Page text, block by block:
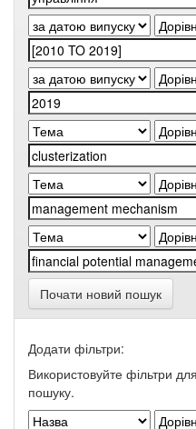
Почати новий пошук
Додати фільтри:
Використовуйте фільтри
пошуку.